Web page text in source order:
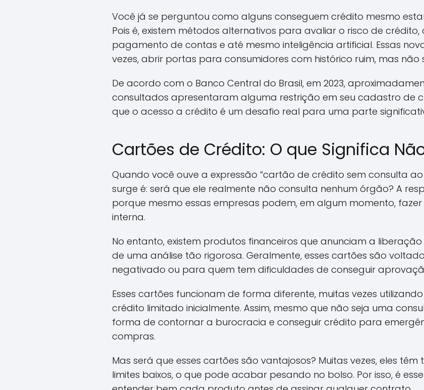
Você já se perguntou como alguns conseguem crédito mesmo
Pois é, existem métodos alternativos para avaliar o risco de
pagamento de contas e até mesmo inteligência artificial. Essas
vezes, abrir portas para consumidores com histórico ruim, mas não
De acordo com o Banco Central do Brasil, em 2023,
consultados apresentaram alguma restrição em seu cadastro de
que o acesso a crédito é um desafio real para uma parte
Cartões de Crédito: O que Significa
Quando você ouve a expressão “cartão de crédito sem consulta ao
surge é: será que ele realmente não consulta nenhum órgão? A
porque mesmo essas empresas podem, em algum momento,
interna.
No entanto, existem produtos financeiros que anunciam a
de uma análise tão rigorosa. Geralmente, esses cartões são
negativado ou para quem tem dificuldades de conseguir
Esses cartões funcionam de forma diferente, muitas vezes
crédito limitado inicialmente. Assim, mesmo que não seja uma
forma de contornar a burocracia e conseguir crédito para
compras.
Mas será que esses cartões são vantajosos? Muitas vezes, eles
limites baixos, o que pode acabar pesando no bolso. Por isso, é